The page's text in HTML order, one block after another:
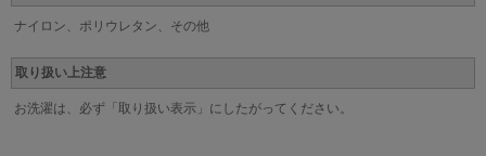
ナイロン、ポリウレタン、その他
取り扱い上注意
お洗濯は、必ず「取り扱い表示」にしたがってください。